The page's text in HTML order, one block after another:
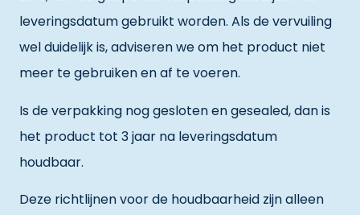
leveringsdatum gebruikt worden. Als de vervuiling
wel duidelijk is, adviseren we om het product niet
meer te gebruiken en af te voeren.
Is de verpakking nog gesloten en gesealed, dan is
het product tot 3 jaar na leveringsdatum
houdbaar.
Deze richtlijnen voor de houdbaarheid zijn alleen